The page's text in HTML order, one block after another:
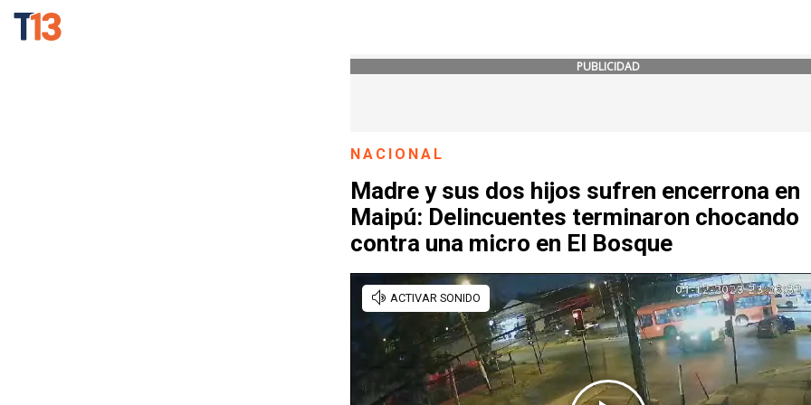
PUBLICIDAD
NACIONAL
Madre y sus dos hijos sufren encerrona en
Maipú: Delincuentes terminaron chocando
contra una micro en El Bosque